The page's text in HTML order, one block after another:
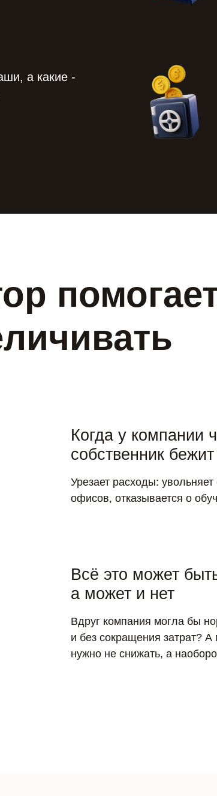
а какие -
Когда у компании
собственник
Всё это может
а может и нет
Вдруг компания могла бы
и без сокращения затрат?
нужно не снижать, а
Урезает расходы:
офисов, отказывается о